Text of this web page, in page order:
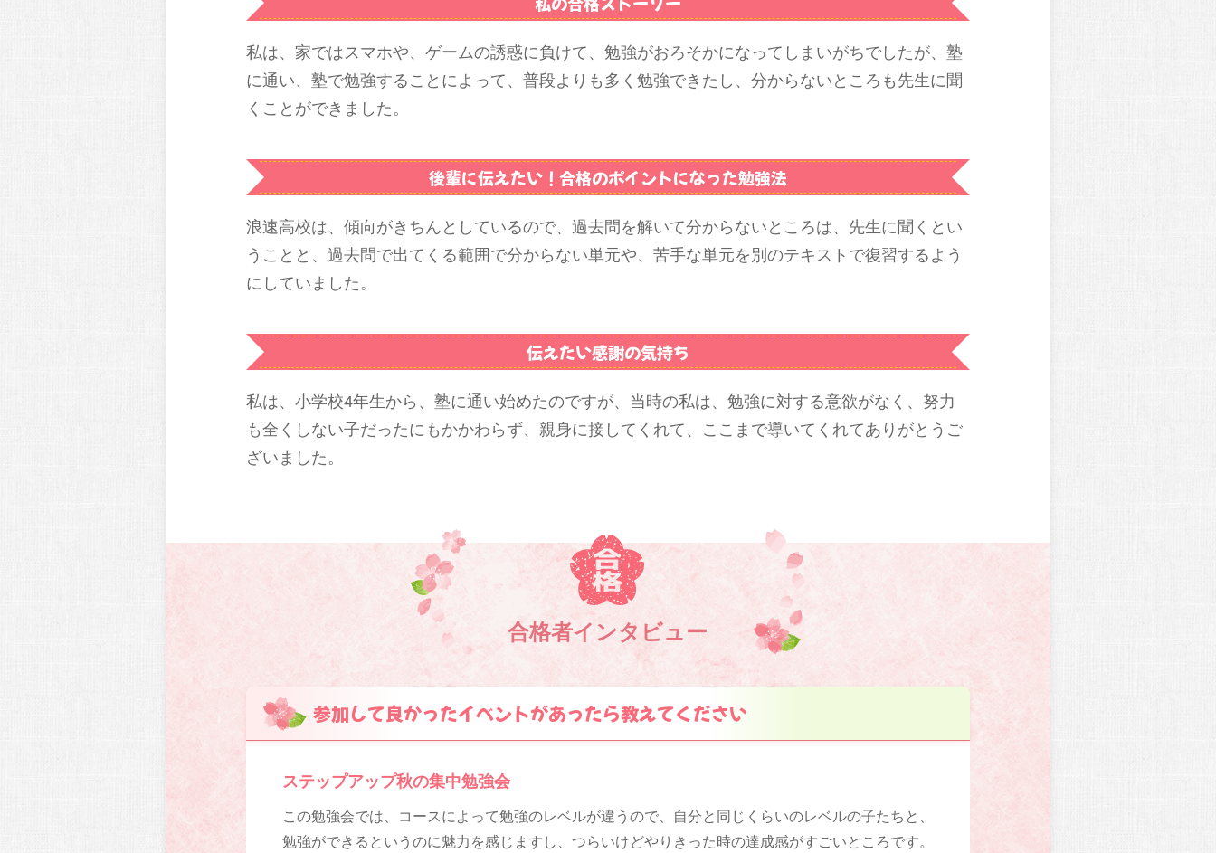
私は、家ではスマホや、ゲームの誘惑に負けて、勉強がおろそかになってしまいがちでしたが、塾
に通い、塾で勉強することによって、普段よりも多く勉強できたし、分からないところも先生に聞
くことができました。
後輩に伝えたい！ 合格のポイントになった勉強法
浪速高校は、傾向がきちんとしているので、過去問を解いて分からないところは、先生に聞くとい
うことと、過去問で出てくる範囲で分からない単元や、苦手な単元を別のテキストで復習するよう
にしていました。
伝えたい感謝の気持ち
私は、小学校4年生から、塾に通い始めたのですが、当時の私は、勉強に対する意欲がなく、努力
も全くしない子だったにもかかわらず、親身に接してくれて、ここまで導いてくれてありがとうご
ざいました。
合格者インタビュー
参加して良かったイベントがあったら教えてください
ステップアップ秋の集中勉強会
この勉強会では、コースによって勉強のレベルが違うので、自分と同じくらいのレベルの子たちと、
勉強ができるというのに魅力を感じますし、つらいけどやりきった時の達成感がすごいところです。